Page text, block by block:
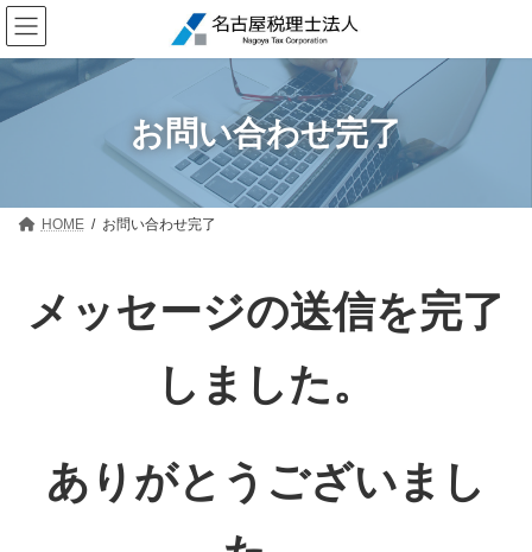
コ
ン
テ
ン
へ
ナ
ビ
ゲ
ー
ョ
お問い合わせ完了
HOME お問い合わせ完了
メッセージの送信を完了
しました。
ありがとうございまし